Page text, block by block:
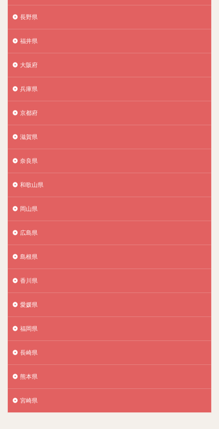
長野県
福井県
大阪府
兵庫県
京都府
滋賀県
奈良県
和歌山県
岡山県
広島県
島根県
香川県
愛媛県
福岡県
長崎県
熊本県
宮崎県